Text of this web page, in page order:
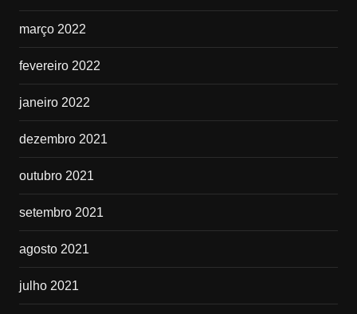
março 2022
fevereiro 2022
janeiro 2022
dezembro 2021
outubro 2021
setembro 2021
agosto 2021
julho 2021